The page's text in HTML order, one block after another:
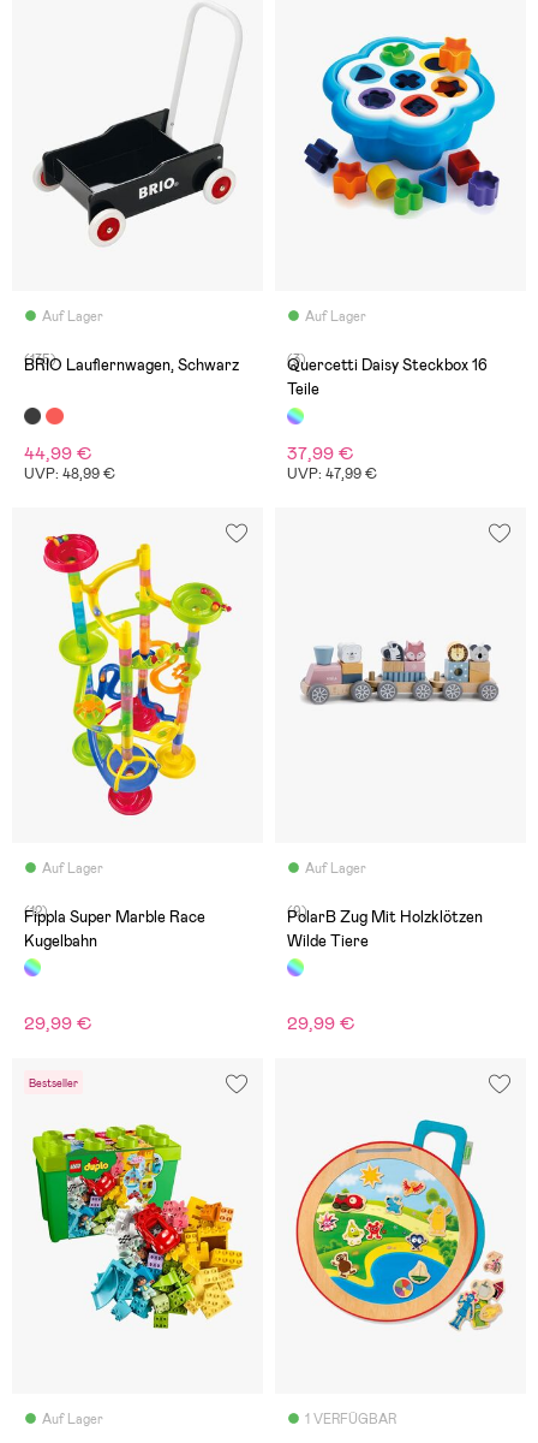
Auf Lager
(135)
BRIO Lauflernwagen, Schwarz
44,99 €
UVP: 48,99 €
Auf Lager
(3)
Quercetti Daisy Steckbox 16
Teile
37,99 €
UVP: 47,99 €
Auf Lager
(12)
Fippla Super Marble Race
Kugelbahn
29,99 €
Auf Lager
(9)
PolarB Zug Mit Holzklötzen
Wilde Tiere
29,99 €
Bestseller
Auf Lager 1 VERFÜGBAR